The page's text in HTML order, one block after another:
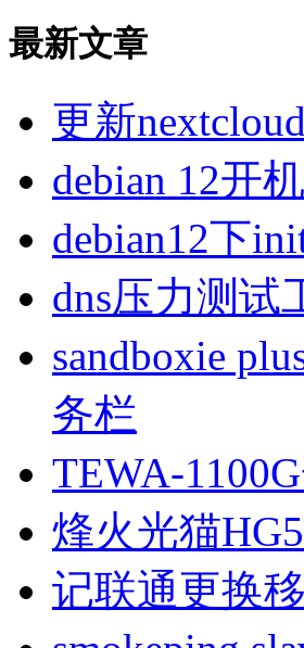
最新文章
更新
debian 12开
debian12下
dns压力测试
sandboxie
务栏
TEWA-
烽火光猫
记联通更换